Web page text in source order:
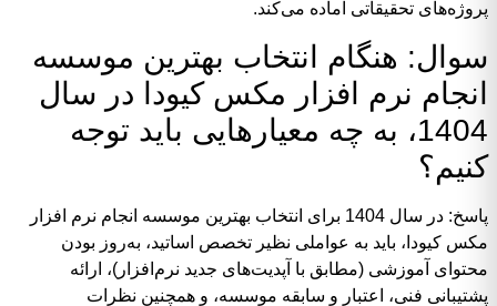
پروژه‌های تحقیقاتی آماده می‌کند.
سوال: هنگام انتخاب بهترین موسسه
انجام نرم افزار مکس کیودا در سال
1404، به چه معیارهایی باید توجه
کنیم؟
پاسخ: در سال 1404 برای انتخاب بهترین موسسه انجام نرم افزار
مکس کیودا، باید به عواملی نظیر تخصص اساتید، به‌روز بودن
محتوای آموزشی (مطابق با آپدیت‌های جدید نرم‌افزار)، ارائه
پشتیبانی فنی، اعتبار و سابقه موسسه، و همچنین نظرات